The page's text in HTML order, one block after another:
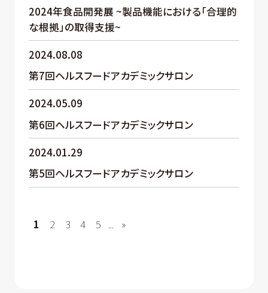
2024年食品開発展 ~製品機能における「合理的
な根拠」の取得支援~
2024.08.08
第7回ヘルスフードアカデミックサロン
2024.05.09
第6回ヘルスフードアカデミックサロン
2024.01.29
第5回ヘルスフードアカデミックサロン
1 2 3 4 5 ... »